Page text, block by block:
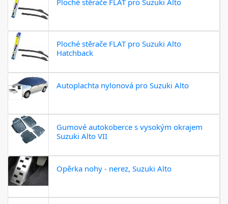
Ploché stěrače FLAT pro Suzuki Alto
Hatchback
Autoplachta nylonová pro Suzuki Alto
Gumové autokoberce s vysokým okrajem
Suzuki Alto VII
Opěrka nohy - nerez, Suzuki Alto